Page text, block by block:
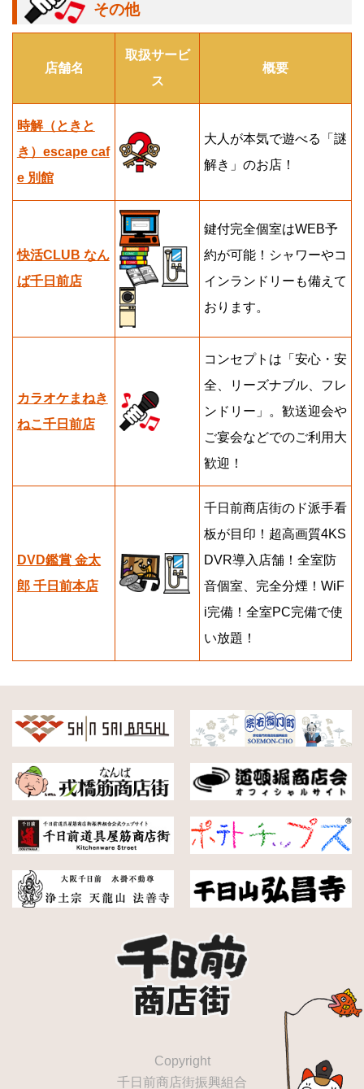
その他
店舗名
取扱サービ
ス
概要
時解（ときと
き）escape caf
e 別館
大人が本気で遊べる「謎
解き」のお店！
快活CLUB なん
ば千日前店
鍵付完全個室はWEB予
約が可能！シャワーやコ
インランドリーも備えて
おります。
カラオケまねき
ねこ千日前店
コンセプトは「安心・安
全、リーズナブル、フレ
ンドリー」。歓送迎会や
ご宴会などでのご利用大
歓迎！
DVD鑑賞 金太
郎 千日前本店
千日前商店街のド派手看
板が目印！超高画質4KS
DVR導入店舗！全室防
音個室、完全分煙！WiF
i完備！全室PC完備で使
い放題！
Copyright
千日前商店街振興組合